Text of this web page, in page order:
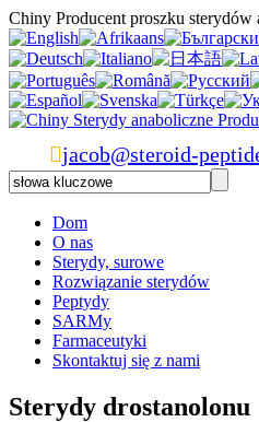
Chiny Producent proszku sterydów
jacob@steroid-
Dom
O nas
Sterydy, surowe
Rozwiązanie sterydów
Peptydy
SARMy
Farmaceutyki
Skontaktuj się z nami
Sterydy drostanolonu